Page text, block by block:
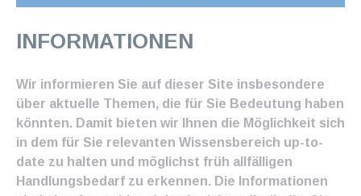
INFORMATIONEN
Wir informieren Sie auf dieser Site insbesondere
über aktuelle Themen, die für Sie Bedeutung haben
könnten. Damit bieten wir Ihnen die Möglichkeit sich
in dem für Sie relevanten Wissensbereich up-to-
date zu halten und möglichst früh allfälligen
Handlungsbedarf zu erkennen. Die Informationen